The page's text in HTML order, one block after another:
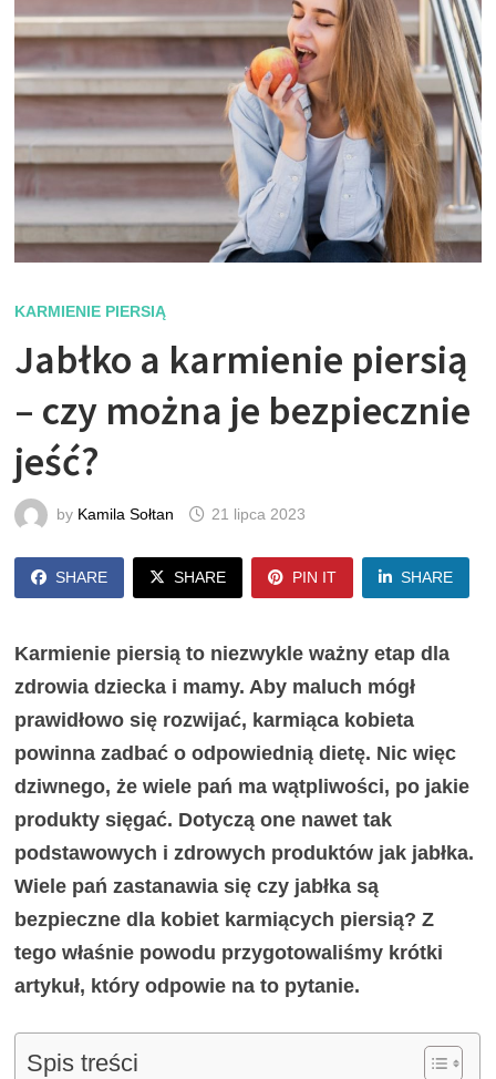
KARMIENIE PIERSIĄ
Jabłko a karmienie piersią
– czy można je bezpiecznie
jeść?
by Kamila Sołtan 21 lipca 2023
SHARE SHARE PIN IT SHARE
Karmienie piersią to niezwykle ważny etap dla
zdrowia dziecka i mamy. Aby maluch mógł
prawidłowo się rozwijać, karmiąca kobieta
powinna zadbać o odpowiednią dietę. Nic więc
dziwnego, że wiele pań ma wątpliwości, po jakie
produkty sięgać. Dotyczą one nawet tak
podstawowych i zdrowych produktów jak jabłka.
Wiele pań zastanawia się czy jabłka są
bezpieczne dla kobiet karmiących piersią? Z
tego właśnie powodu przygotowaliśmy krótki
artykuł, który odpowie na to pytanie.
Spis treści